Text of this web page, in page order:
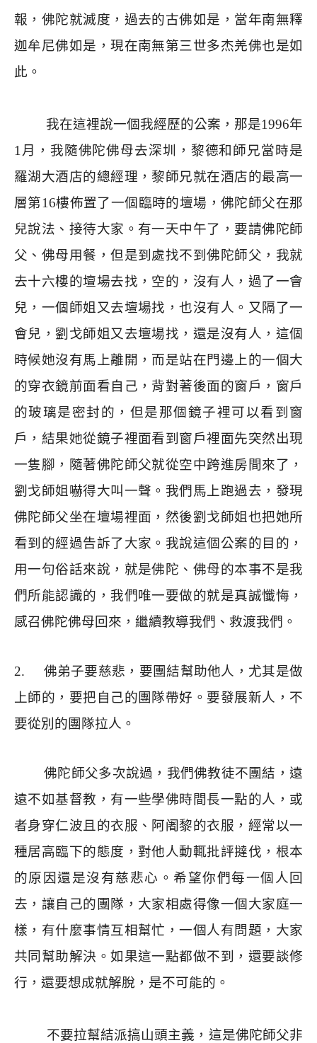
報，佛陀就滅度，過去的古佛如是，當年南無釋
迦牟尼佛如是，現在南無第三世多杰羌佛也是如
此。
我在這裡說一個我經歷的公案，那是1996年
1 月，我隨佛陀佛母去深圳，黎德和師兄當時是
羅湖大酒店的總經理，黎師兄就在酒店的最高一
層第16樓佈置了一個臨時的壇場，佛陀師父在那
兒說法、接待大家。有一天中午了，要請佛陀師
父、佛母用餐，但是到處找不到佛陀師父，我就
去十六樓的壇場去找，空的，沒有人，過了一會
兒，一個師姐又去壇場找，也沒有人。又隔了一
會兒，劉戈師姐又去壇場找，還是沒有人，這個
時候她沒有馬上離開，而是站在門邊上的一個大
的穿衣鏡前面看自己，背對著後面的窗戶，窗戶
的玻璃是密封的，但是那個鏡子裡可以看到窗
戶，結果她從鏡子裡面看到窗戶裡面先突然出現
一隻腳，隨著佛陀師父就從空中跨進房間來了，
劉戈師姐嚇得大叫一聲。我們馬上跑過去，發現
佛陀師父坐在壇場裡面，然後劉戈師姐也把她所
看到的經過告訴了大家。我說這個公案的目的，
用一句俗話來說，就是佛陀、佛母的本事不是我
們所能認識的，我們唯一要做的就是真誠懺悔，
感召佛陀佛母回來，繼續教導我們、救渡我們。
2. 佛弟子要慈悲，要團結幫助他人，尤其是做
上師的，要把自己的團隊帶好。要發展新人，不
要從別的團隊拉人。
佛陀師父多次說過，我們佛教徒不團結，遠
遠不如基督教，有一些學佛時間長一點的人，或
者身穿仁波且的衣服、阿阇黎的衣服，經常以一
種居高臨下的態度，對他人動輒批評撻伐，根本
的原因還是沒有慈悲心。希望你們每一個人回
去，讓自己的團隊，大家相處得像一個大家庭一
樣，有什麼事情互相幫忙，一個人有問題，大家
共同幫助解決。如果這一點都做不到，還要談修
行，還要想成就解脫，是不可能的。
不要拉幫結派搞山頭主義，這是佛陀師父非